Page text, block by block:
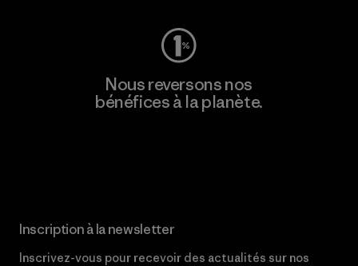
Nous reversons nos
bénéfices à la planète.
Inscription à la newsletter
Inscrivez-vous pour recevoir des actualités sur nos